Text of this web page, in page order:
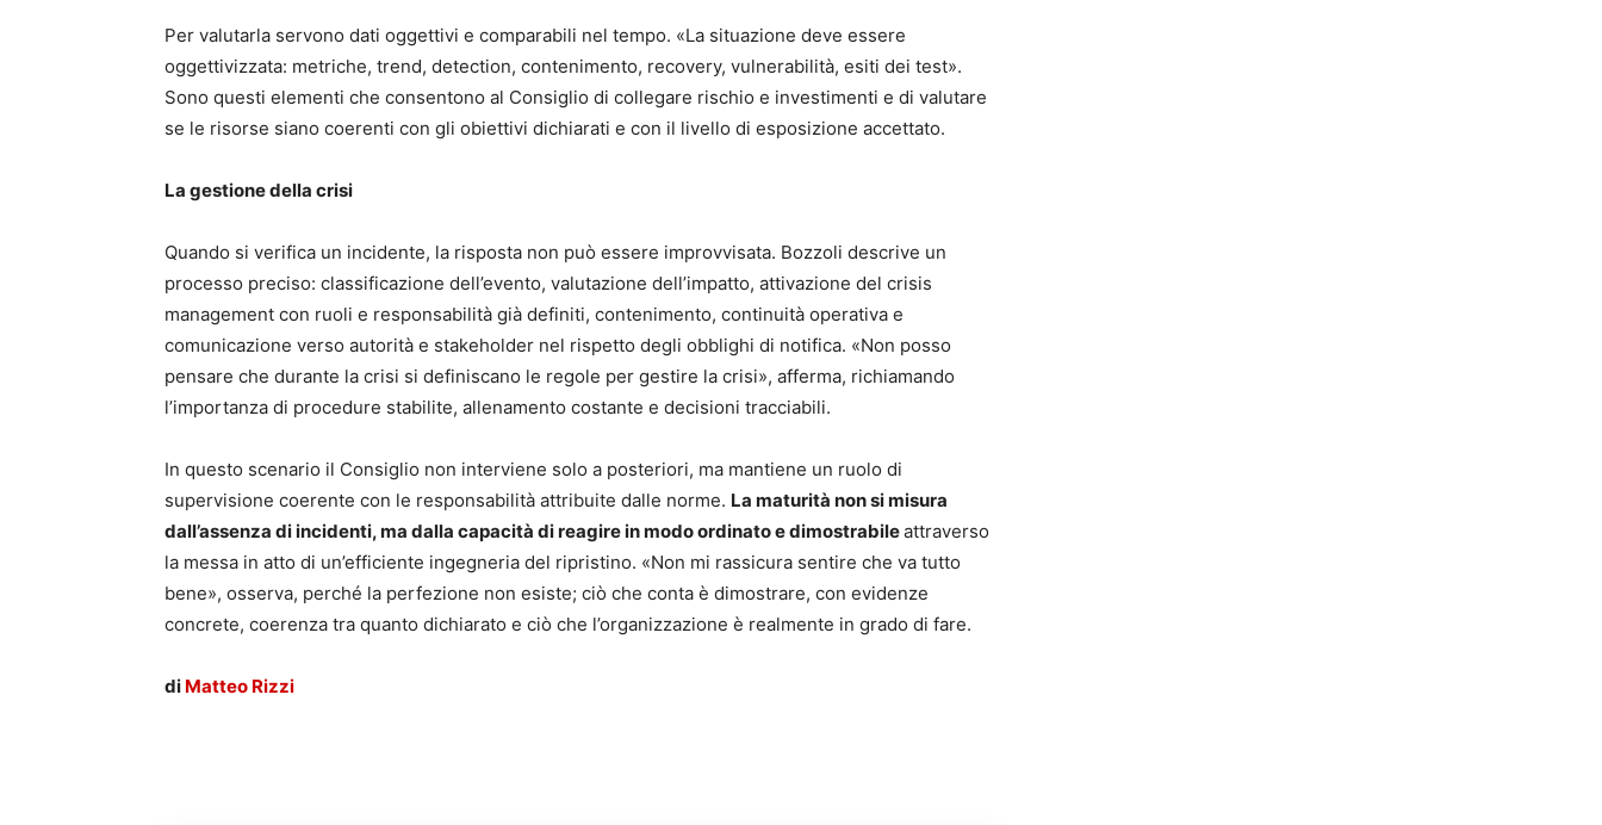
Per valutarla servono dati oggettivi e comparabili nel tempo. «La situazione deve essere
oggettivizzata: metriche, trend, detection, contenimento, recovery, vulnerabilità, esiti dei test».
Sono questi elementi che consentono al Consiglio di collegare rischio e investimenti e di valutare
se le risorse siano coerenti con gli obiettivi dichiarati e con il livello di esposizione accettato.
La gestione della crisi
Quando si verifica un incidente, la risposta non può essere improvvisata. Bozzoli descrive un
processo preciso: classificazione dell’evento, valutazione dell’impatto, attivazione del crisis
management con ruoli e responsabilità già definiti, contenimento, continuità operativa e
comunicazione verso autorità e stakeholder nel rispetto degli obblighi di notifica. «Non posso
pensare che durante la crisi si definiscano le regole per gestire la crisi», afferma, richiamando
l’importanza di procedure stabilite, allenamento costante e decisioni tracciabili.
In questo scenario il Consiglio non interviene solo a posteriori, ma mantiene un ruolo di
supervisione coerente con le responsabilità attribuite dalle norme. La maturità non si misura
dall’assenza di incidenti, ma dalla capacità di reagire in modo ordinato e dimostrabileattraverso
la messa in atto di un’efficiente ingegneria del ripristino. «Non mi rassicura sentire che va tutto
bene», osserva, perché la perfezione non esiste; ciò che conta è dimostrare, con evidenze
concrete, coerenza tra quanto dichiarato e ciò che l’organizzazione è realmente in grado di fare.
di Matteo Rizzi